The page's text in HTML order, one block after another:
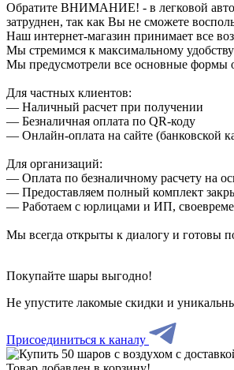
Обратите ВНИМАНИЕ! - в легковой
затруднен, так как Вы не сможете
Наш интернет-магазин принимает все
Мы стремимся к максимальному
Мы предусмотрели все основные формы
Для частных клиентов:
— Наличный расчет при получении
— Безналичная оплата по QR-коду
— Онлайн-оплата на сайте (банковской
Для организаций:
— Оплата по безналичному расчету на
— Предоставляем полный комплект
— Работаем с юрлицами и ИП,
Мы всегда открыты к диалогу и готовы
Покупайте шары выгодно!
Не упустите лакомые скидки и
Присоединиться к каналу